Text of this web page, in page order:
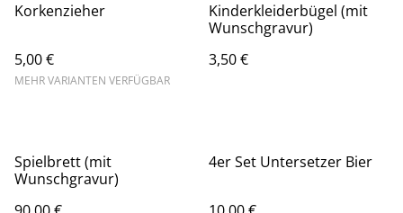
Korkenzieher
5,00 €
MEHR VARIANTEN VERFÜGBAR
Kinderkleiderbügel (mit
Wunschgravur)
3,50 €
Spielbrett (mit
Wunschgravur)
4er Set Untersetzer Bier